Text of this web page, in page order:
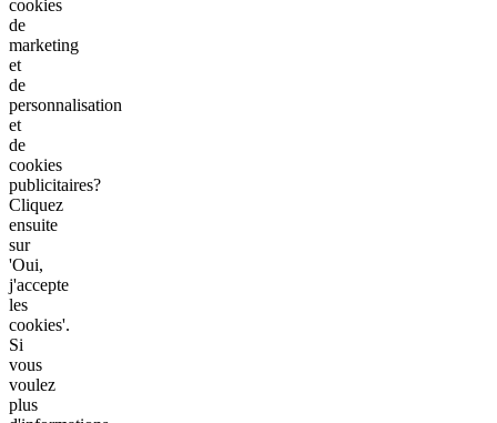
cookies
de
marketing
et
de
personnalisation
et
de
cookies
publicitaires?
Cliquez
ensuite
sur
'Oui,
j'accepte
les
cookies'.
Si
vous
voulez
plus